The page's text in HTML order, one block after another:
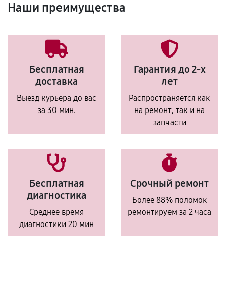
Наши преимущества
Бесплатная
доставка
Выезд курьера до вас
за 30 мин.
Гарантия до 2-х
лет
Распространяется как
на ремонт, так и на
запчасти
Бесплатная
диагностика
Среднее время
диагностики 20 мин
Срочный ремонт
Более 88% поломок
ремонтируем за 2 часа